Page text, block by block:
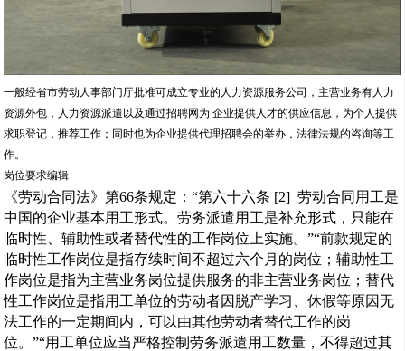
一般经省市劳动人事部门厅批准可成立专业的人力资源服务公司，主营业务有人力
资源外包，人力资源派遣以及通过招聘网为 企业提供人才的供应信息，为个人提供
求职登记，推荐工作；同时也为企业提供代理招聘会的举办，法律法规的咨询等工
作。
岗位要求编辑
《劳动合同法》第66条规定：“第六十六条 [2] 劳动合同用工是
中国的企业基本用工形式。劳务派遣用工是补充形式，只能在
临时性、辅助性或者替代性的工作岗位上实施。”“前款规定的
临时性工作岗位是指存续时间不超过六个月的岗位；辅助性工
作岗位是指为主营业务岗位提供服务的非主营业务岗位；替代
性工作岗位是指用工单位的劳动者因脱产学习、休假等原因无
法工作的一定期间内，可以由其他劳动者替代工作的岗
位。”“用工单位应当严格控制劳务派遣用工数量，不得超过其